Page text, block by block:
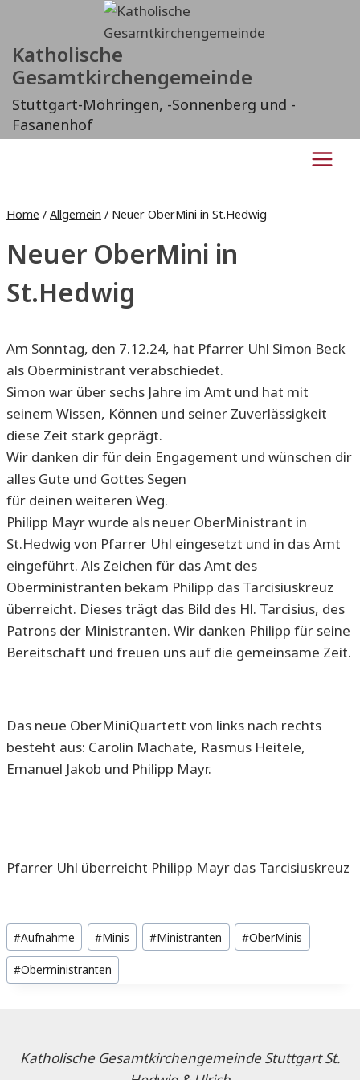
springen
Katholische
Gesamtkirchengemeinde
Stuttgart-Möhringen, -Sonnenberg und -
Fasanenhof
Home / Allgemein / Neuer OberMini in St.Hedwig
Neuer OberMini in
St.Hedwig
Am Sonntag, den 7.12.24, hat Pfarrer Uhl Simon Beck
als Oberministrant verabschiedet.
Simon war über sechs Jahre im Amt und hat mit
seinem Wissen, Können und seiner Zuverlässigkeit
diese Zeit stark geprägt.
Wir danken dir für dein Engagement und wünschen dir
alles Gute und Gottes Segen
für deinen weiteren Weg.
Philipp Mayr wurde als neuer OberMinistrant in
St.Hedwig von Pfarrer Uhl eingesetzt und in das Amt
eingeführt. Als Zeichen für das Amt des
Oberministranten bekam Philipp das Tarcisiuskreuz
überreicht. Dieses trägt das Bild des Hl. Tarcisius, des
Patrons der Ministranten. Wir danken Philipp für seine
Bereitschaft und freuen uns auf die gemeinsame Zeit.
Das neue OberMiniQuartett von links nach rechts
besteht aus: Carolin Machate, Rasmus Heitele,
Emanuel Jakob und Philipp Mayr.
Pfarrer Uhl überreicht Philipp Mayr das Tarcisiuskreuz
Schlagworte:
#Aufnahme #Minis #Ministranten #OberMinis
#Oberministranten
Katholische Gesamtkirchengemeinde Stuttgart St.